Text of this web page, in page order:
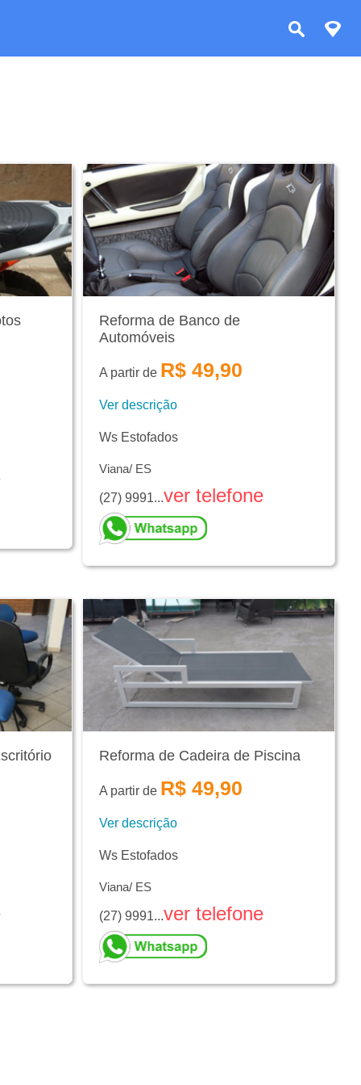
Reforma de Banco de
Automóveis
A partir de R$ 49,90
Ver descrição
Ws Estofados
Viana/ ES
(27) 9991...ver telefone
Reforma de Cadeira de Piscina
A partir de R$ 49,90
Ver descrição
Ws Estofados
Viana/ ES
(27) 9991...ver telefone